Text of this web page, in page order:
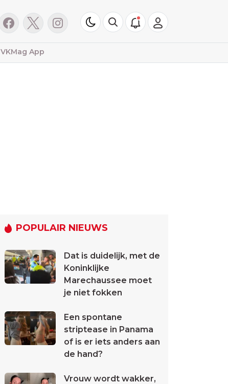
VKMag App
POPULAIR NIEUWS
Dat is duidelijk, met de
Koninklijke
Marechaussee moet
je niet fokken
Een spontane
striptease in Panama
of is er iets anders aan
de hand?
Vrouw wordt wakker,